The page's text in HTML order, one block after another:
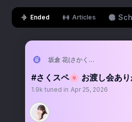
Ended Articles
坂倉 花(さかくら さくら)
#さくスペ🌸 お渡し会あり
1.9k tuned in Apr 25, 2026